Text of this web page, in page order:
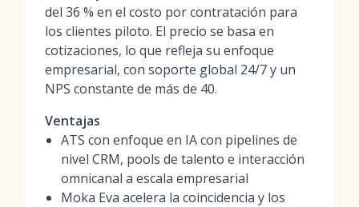
del 36 % en el costo por contratación para
los clientes piloto. El precio se basa en
cotizaciones, lo que refleja su enfoque
empresarial, con soporte global 24/7 y un
NPS constante de más de 40.
Ventajas
ATS con enfoque en IA con pipelines de
nivel CRM, pools de talento e interacción
omnicanal a escala empresarial
Moka Eva acelera la coincidencia y los